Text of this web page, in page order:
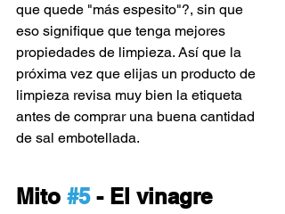
que quede "más espesito"?, sin que
eso signifique que tenga mejores
propiedades de limpieza. Así que la
próxima vez que elijas un producto de
limpieza revisa muy bien la etiqueta
antes de comprar una buena cantidad
de sal embotellada.
Mito #5 - El vinagre